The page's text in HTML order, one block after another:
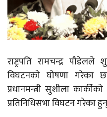
राष्ट्रपति रामचन्द्र पौडेलले
विघटनको घोषणा गरेका
प्रधानमन्त्री सुशीला
प्रतिनिधिसभा विघटन गरेका